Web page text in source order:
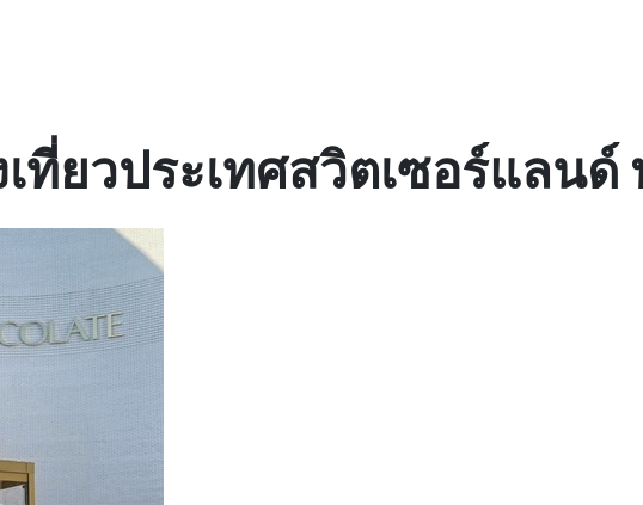
ที่ยวประเทศสวิตเซอร์แลนด์